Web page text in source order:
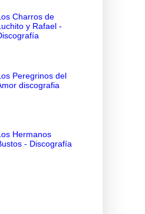
Charros de
y Rafael -
Peregrinos del
discografia
Hermanos
- Discografía